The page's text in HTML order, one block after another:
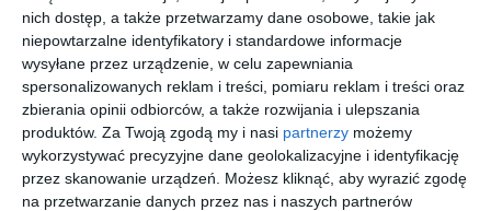
nich dostęp, a także przetwarzamy dane osobowe, takie jak
niepowtarzalne identyfikatory i standardowe informacje
wysyłane przez urządzenie, w celu zapewniania
spersonalizowanych reklam i treści, pomiaru reklam i treści oraz
zbierania opinii odbiorców, a także rozwijania i ulepszania
produktów. Za Twoją zgodą my i nasi partnerzy możemy
wykorzystywać precyzyjne dane geolokalizacyjne i identyfikację
przez skanowanie urządzeń. Możesz kliknąć, aby wyrazić zgodę
na przetwarzanie danych przez nas i naszych partnerów